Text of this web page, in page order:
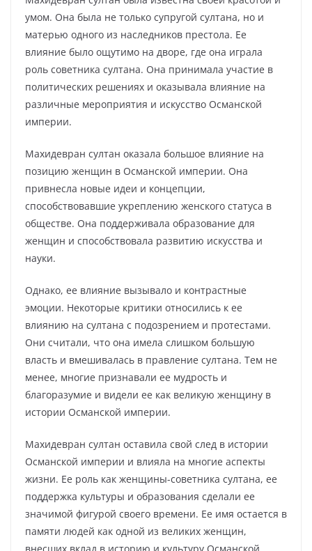
умом. Она была не только супругой султана, но и
матерью одного из наследников престола. Ее
влияние было ощутимо на дворе, где она играла
роль советника султана. Она принимала участие в
политических решениях и оказывала влияние на
различные мероприятия и искусство Османской
империи.
Махидевран султан оказала большое влияние на
позицию женщин в Османской империи. Она
привнесла новые идеи и концепции,
способствовавшие укреплению женского статуса в
обществе. Она поддерживала образование для
женщин и способствовала развитию искусства и
науки.
Однако, ее влияние вызывало и контрастные
эмоции. Некоторые критики относились к ее
влиянию на султана с подозрением и протестами.
Они считали, что она имела слишком большую
власть и вмешивалась в правление султана. Тем не
менее, многие признавали ее мудрость и
благоразумие и видели ее как великую женщину в
истории Османской империи.
Махидевран султан оставила свой след в истории
Османской империи и влияла на многие аспекты
жизни. Ее роль как женщины-советника султана, ее
поддержка культуры и образования сделали ее
значимой фигурой своего времени. Ее имя остается в
памяти людей как одной из великих женщин,